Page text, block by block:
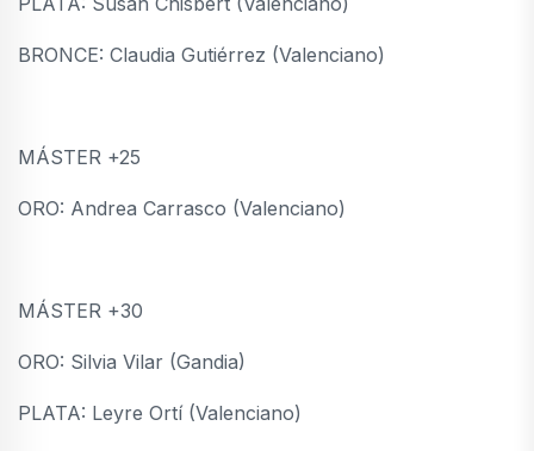
BRONCE: Claudia Gutiérrez (Valenciano)
MÁSTER +25
ORO: Andrea Carrasco (Valenciano)
MÁSTER +30
ORO: Silvia Vilar (Gandia)
PLATA: Leyre Ortí (Valenciano)